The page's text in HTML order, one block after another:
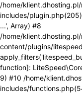
/home/
includes/
...', Array) #8
/home/
content/plugins/
function]:
9) #10 /home/
includes/